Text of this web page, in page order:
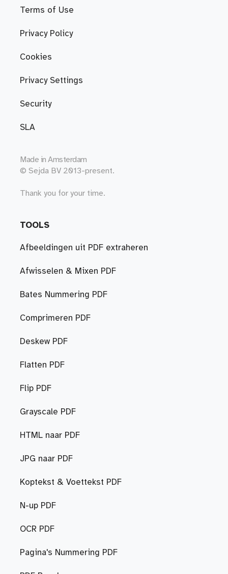
Terms of Use
Privacy Policy
Cookies
Privacy Settings
Security
SLA
Made in Amsterdam
© Sejda BV 2013-present.
Thank you for your time.
TOOLS
Afbeeldingen uit PDF extraheren
Afwisselen & Mixen PDF
Bates Nummering PDF
Comprimeren PDF
Deskew PDF
Flatten PDF
Flip PDF
Grayscale PDF
HTML naar PDF
JPG naar PDF
Koptekst & Voettekst PDF
N-up PDF
OCR PDF
Pagina's Nummering PDF